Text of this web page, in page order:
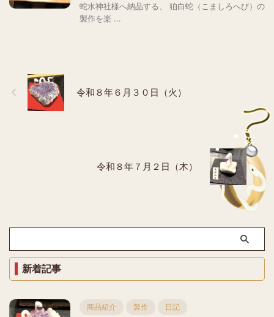
蛇水神社様へ納品する、 狛白蛇（こましろへび）の
製作を楽 ...
令和８年６月３０日（火）
令和８年７月２日（木）
新着記事
商品紹介 製作 日記